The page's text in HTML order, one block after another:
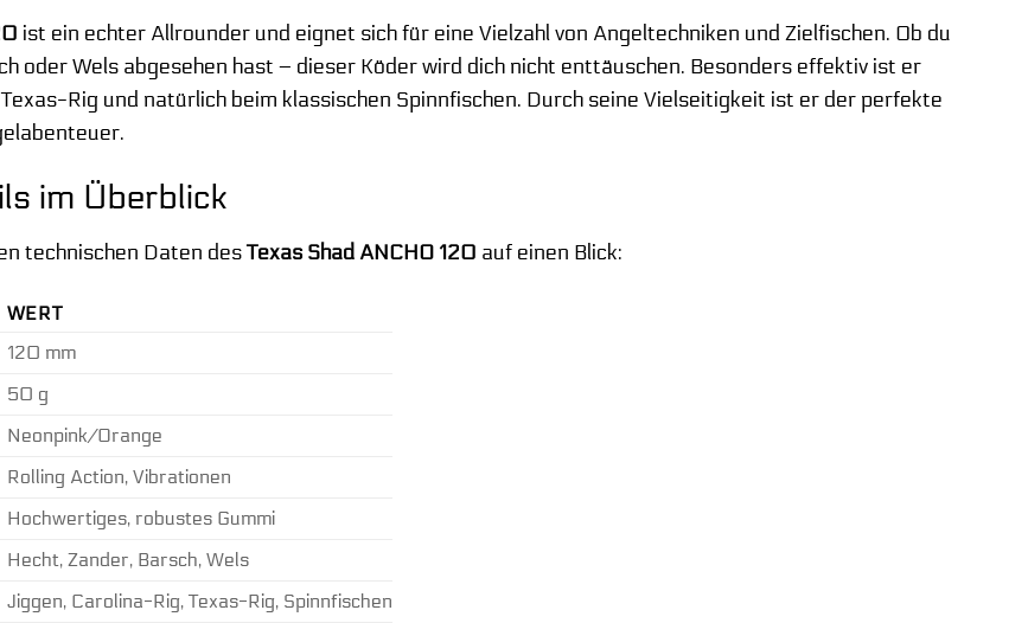
ist ein echter Allrounder und eignet sich für eine Vielzahl von Angeltechniken und Zielfischen. Ob du
oder Wels abgesehen hast – dieser Köder wird dich nicht enttäuschen. Besonders effektiv ist er
Rig und natürlich beim klassischen Spinnfischen. Durch seine Vielseitigkeit ist er der perfekte
im Überblick
technischen Daten desTexas Shad ANCHO 120 auf einen Blick:
WERT
120 mm
50 g
Neonpink/Orange
Rolling Action, Vibrationen
Hochwertiges, robustes Gummi
Hecht, Zander, Barsch, Wels
Jiggen, Carolina-Rig, Texas-Rig, Spinnfischen